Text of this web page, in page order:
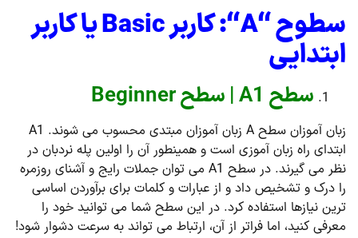
سطوح “A“: کاربرBasicیا کاربر
ابتدایی
سطح A1 | سطح Beginner
زبان آموزان سطح A زبان آموزان مبتدی محسوب می شوند. A1
ابتدای راه زبان آموزی است و همینطور آن را اولین پله نردبان در
نظر می گیرند. در سطح A1 می توان جملات رایج و آشنای روزمره
را درک و تشخیص داد و از عبارات و کلمات برای برآوردن اساسی
ترین نیازها استفاده کرد. در این سطح شما می توانید خود را
معرفی کنید، اما فراتر از آن، ارتباط می تواند به سرعت دشوار شود!